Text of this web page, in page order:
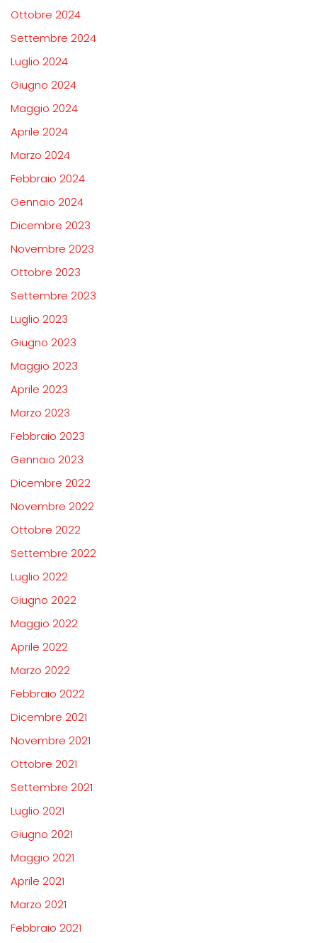
Ottobre 2024
Settembre 2024
Luglio 2024
Giugno 2024
Maggio 2024
Aprile 2024
Marzo 2024
Febbraio 2024
Gennaio 2024
Dicembre 2023
Novembre 2023
Ottobre 2023
Settembre 2023
Luglio 2023
Giugno 2023
Maggio 2023
Aprile 2023
Marzo 2023
Febbraio 2023
Gennaio 2023
Dicembre 2022
Novembre 2022
Ottobre 2022
Settembre 2022
Luglio 2022
Giugno 2022
Maggio 2022
Aprile 2022
Marzo 2022
Febbraio 2022
Dicembre 2021
Novembre 2021
Ottobre 2021
Settembre 2021
Luglio 2021
Giugno 2021
Maggio 2021
Aprile 2021
Marzo 2021
Febbraio 2021